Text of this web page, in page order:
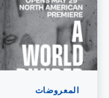
المعروضات